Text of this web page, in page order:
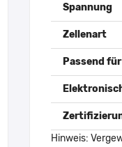
Spannung
Zellenart
Passend
Hinweis: